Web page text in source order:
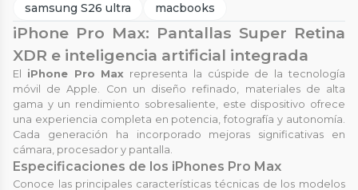
samsung S26 ultra
macbooks
iPhone Pro Max: Pantallas Super Retina
XDR e inteligencia artificial integrada
El iPhone Pro Max representa la cúspide de la tecnología
móvil de Apple. Con un diseño refinado, materiales de alta
gama y un rendimiento sobresaliente, este dispositivo ofrece
una experiencia completa en potencia, fotografía y autonomía.
Cada generación ha incorporado mejoras significativas en
cámara, procesador y pantalla.
Especificaciones de los iPhones Pro Max
Conoce las principales características técnicas de los modelos